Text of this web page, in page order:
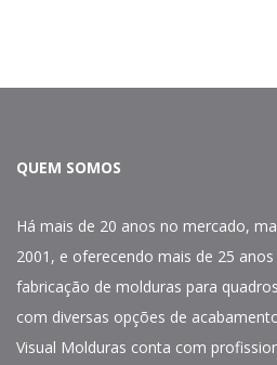
QUEM SOMOS
Há mais de 20 anos no mercado,
2001, e oferecendo mais de 25
fabricação de molduras para
com diversas opções de
Visual Molduras conta com